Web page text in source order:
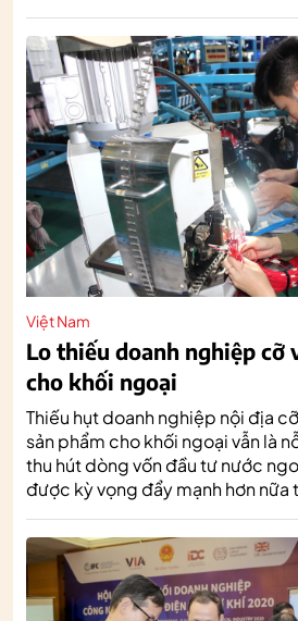
Việt Nam
Lo thiếu doanh nghiệp cỡ
cho khối ngoại
Thiếu hụt doanh nghiệp nội địa
sản phẩm cho khối ngoại vẫn là
thu hút dòng vốn đầu tư nước
được kỳ vọng đẩy mạnh hơn nữa